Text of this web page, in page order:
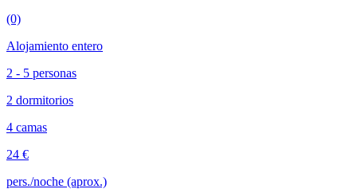
(0)
Alojamiento entero
2 - 5 personas
2 dormitorios
4 camas
24 €
pers./noche (aprox.)